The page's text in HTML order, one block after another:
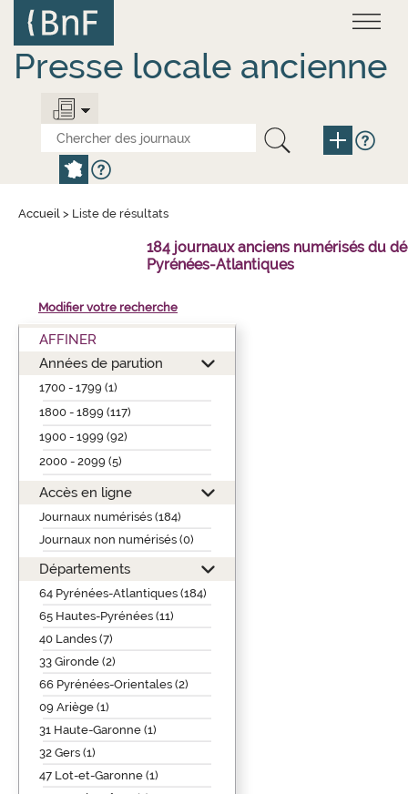
contenu
principal
Presse locale ancienne
Accueil > Liste de résultats
184 journaux anciens numérisés du
Pyrénées-Atlantiques
Modifier votre recherche
AFFINER
Années de parution
1700 - 1799 (1)
1800 - 1899 (117)
1900 - 1999 (92)
2000 - 2099 (5)
Accès en ligne
Journaux numérisés (184)
Journaux non numérisés (0)
Départements
64 Pyrénées-Atlantiques (184)
65 Hautes-Pyrénées (11)
40 Landes (7)
33 Gironde (2)
66 Pyrénées-Orientales (2)
09 Ariège (1)
31 Haute-Garonne (1)
32 Gers (1)
47 Lot-et-Garonne (1)
Panneau de gestion des cookies